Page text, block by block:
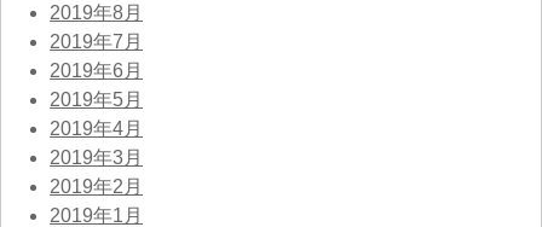
2019年8月
2019年7月
2019年6月
2019年5月
2019年4月
2019年3月
2019年2月
2019年1月